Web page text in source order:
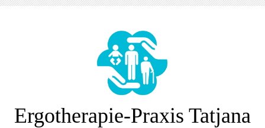
Ergotherapie-Praxis Tatjana